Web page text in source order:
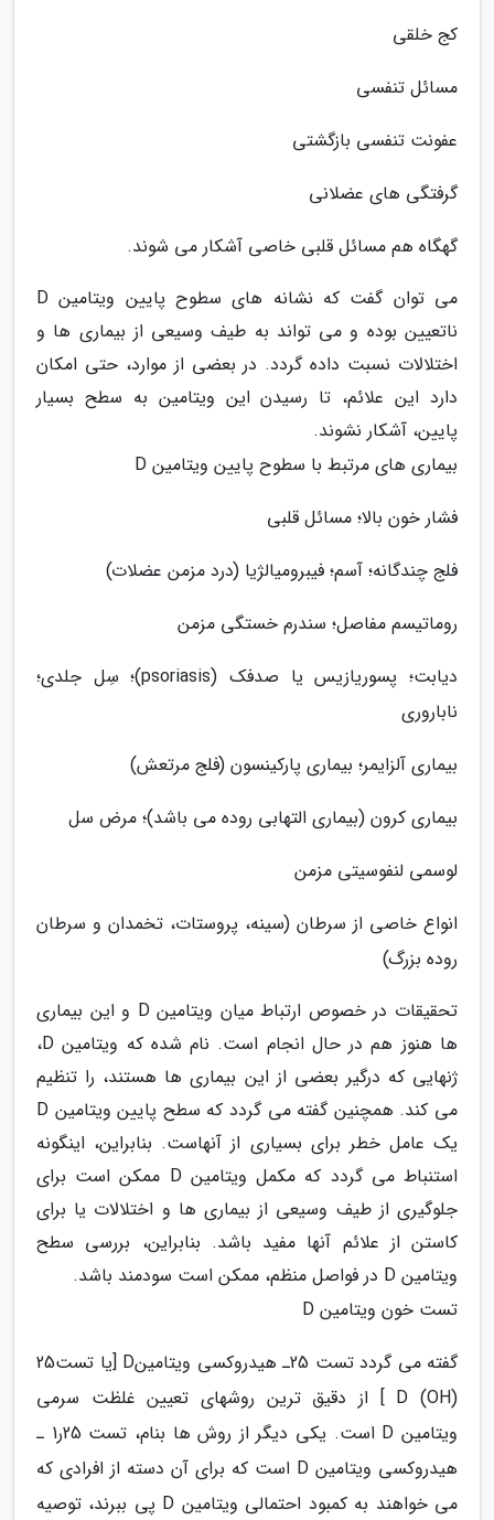
کج خلقی
مسائل تنفسی
عفونت تنفسی بازگشتی
گرفتگی های عضلانی
گهگاه هم مسائل قلبی خاصی آشکار می شوند.
می توان گفت که نشانه های سطوح پایین ویتامین D
ناتعیین بوده و می تواند به طیف وسیعی از بیماری ها و
اختلالات نسبت داده گردد. در بعضی از موارد، حتی امکان
دارد این علائم، تا رسیدن این ویتامین به سطح بسیار
پایین، آشکار نشوند.
بیماری های مرتبط با سطوح پایین ویتامین D
فشار خون بالا؛ مسائل قلبی
فلج چندگانه؛ آسم؛ فیبرومیالژیا (درد مزمن عضلات)
روماتیسم مفاصل؛ سندرم خستگی مزمن
دیابت؛ پسوریازیس یا صدفک (psoriasis)؛ سِل جلدی؛
ناباروری
بیماری آلزایمر؛ بیماری پارکینسون (فلج مرتعش)
بیماری کرون (بیماری التهابی روده می باشد)؛ مرض سل
لوسمی لنفوسیتی مزمن
انواع خاصی از سرطان (سینه، پروستات، تخمدان و سرطان
روده بزرگ)
تحقیقات در خصوص ارتباط میان ویتامین D و این بیماری
ها هنوز هم در حال انجام است. نام شده که ویتامین D،
ژنهایی که درگیر بعضی از این بیماری ها هستند، را تنظیم
می کند. همچنین گفته می گردد که سطح پایین ویتامین D
یک عامل خطر برای بسیاری از آنهاست. بنابراین، اینگونه
استنباط می گردد که مکمل ویتامین D ممکن است برای
جلوگیری از طیف وسیعی از بیماری ها و اختلالات یا برای
کاستن از علائم آنها مفید باشد. بنابراین، بررسی سطح
ویتامین D در فواصل منظم، ممکن است سودمند باشد.
تست خون ویتامین D
گفته می گردد تست 25ـ هیدروکسی ویتامینD [یا تست25
(OH) D ] از دقیق ترین روشهای تعیین غلظت سرمی
ویتامین D است. یکی دیگر از روش ها بنام، تست 25ر1 ـ
هیدروکسی ویتامین D است که برای آن دسته از افرادی که
می خواهند به کمبود احتمالی ویتامین D پی ببرند، توصیه